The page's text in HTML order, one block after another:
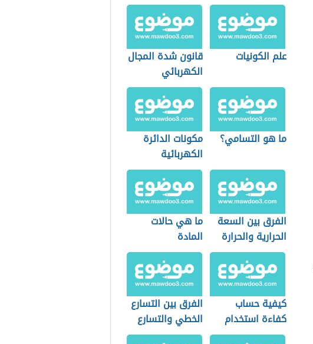
علم الكونيات
قانون شدة المجال
الكهربائي
ما هو التسامي؟
مكونات الدائرة
الكهربائية
الفرق بين السعة
الحرارية والحرارة
النوعية
ما هي حالات
المادة
كيفية حساب
كفاءة استخدام
الماء
الفرق بين التسارع
الخطي والتسارع
الزاوي